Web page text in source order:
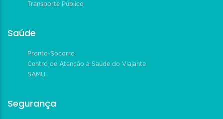
Transporte Público
Saúde
Pronto-Socorro
Centro de Atenção à Saúde do Viajante
SAMU
Segurança